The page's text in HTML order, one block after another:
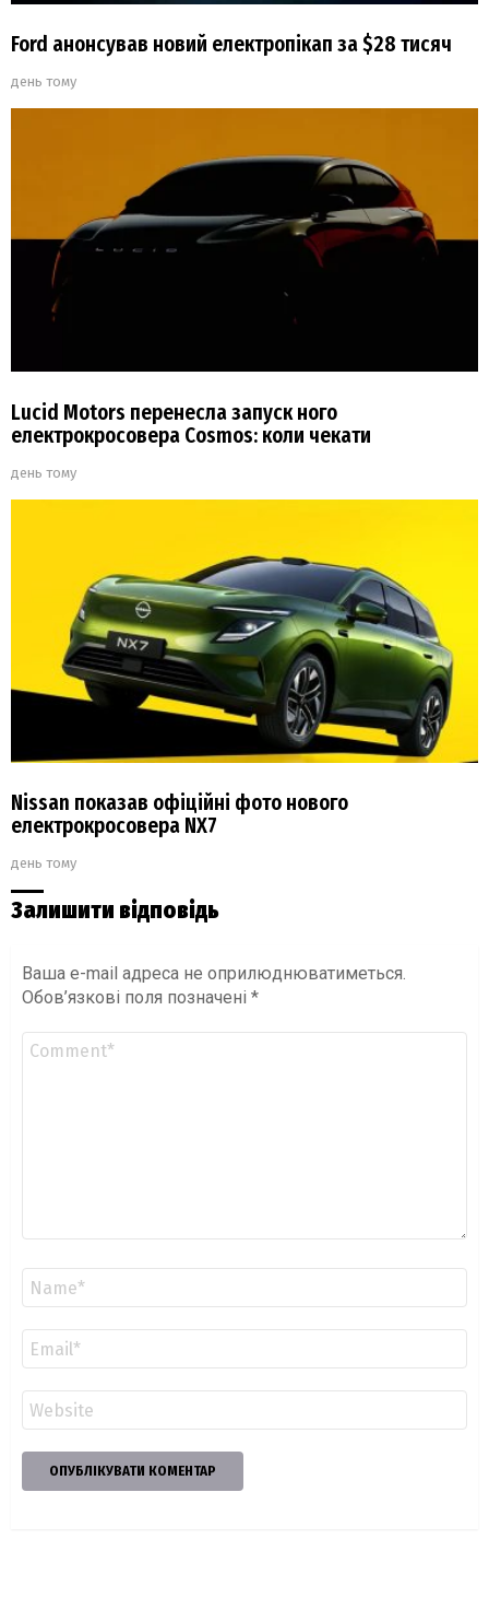
Ford анонсував новий електропікап за $28 тисяч
день тому
Lucid Motors перенесла запуск ного
електрокросовера Cosmos: коли чекати
день тому
Nissan показав офіційні фото нового
електрокросовера NX7
день тому
Залишити відповідь
Ваша e-mail адреса не оприлюднюватиметься.
Обов’язкові поля позначені *
Коментар